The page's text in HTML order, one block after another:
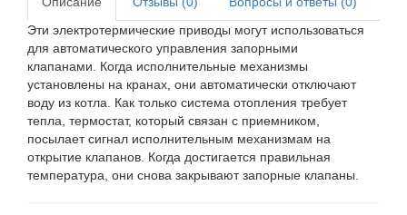
Эти электротермические приводы могут использоваться
для автоматического управления запорными
клапанами. Когда исполнительные механизмы
установлены на кранах, они автоматически отключают
воду из котла. Как только система отопления требует
тепла, термостат, который связан с приемником,
посылает сигнал исполнительным механизмам на
открытие клапанов. Когда достигается правильная
температура, они снова закрывают запорные клапаны.